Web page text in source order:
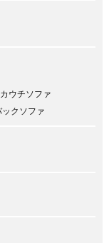
カウチソファ
クソファ